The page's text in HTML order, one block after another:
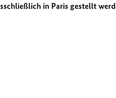
in Paris gestellt